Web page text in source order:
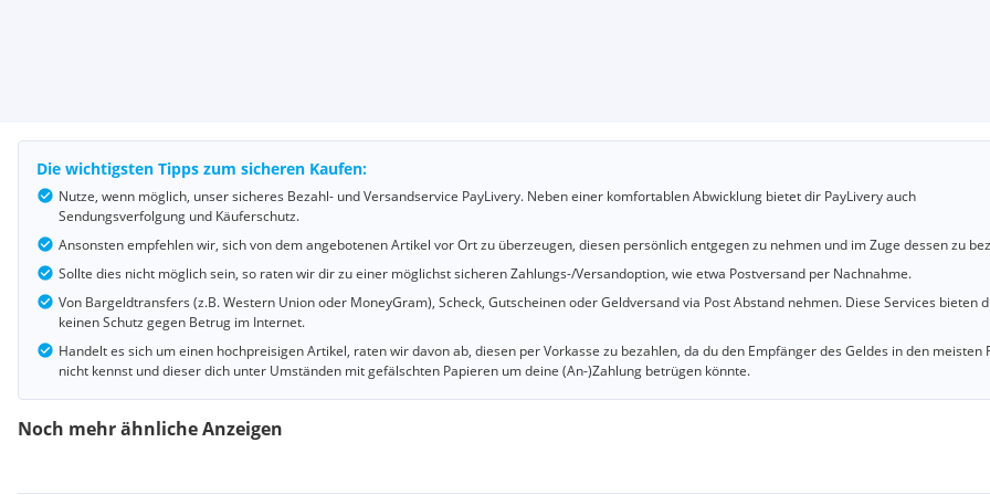
Die wichtigsten Tipps zum sicheren Kaufen:
Nutze, wenn möglich, unser sicheres Bezahl- und Versandservice PayLivery. Neben einer komfortablen Abwicklung bietet dir PayLivery auch
Sendungsverfolgung und Käuferschutz.
Ansonsten empfehlen wir, sich von dem angebotenen Artikel vor Ort zu überzeugen, diesen persönlich entgegen zu nehmen und im Zuge dessen zu
Sollte dies nicht möglich sein, so raten wir dir zu einer möglichst sicheren Zahlungs-/Versandoption, wie etwa Postversand per Nachnahme.
Von Bargeldtransfers (z.B. Western Union oder MoneyGram), Scheck, Gutscheinen oder Geldversand via Post Abstand nehmen. Diese Services bieten
keinen Schutz gegen Betrug im Internet.
Handelt es sich um einen hochpreisigen Artikel, raten wir davon ab, diesen per Vorkasse zu bezahlen, da du den Empfänger des Geldes in den meisten
nicht kennst und dieser dich unter Umständen mit gefälschten Papieren um deine (An-)Zahlung betrügen könnte.
Noch mehr ähnliche Anzeigen